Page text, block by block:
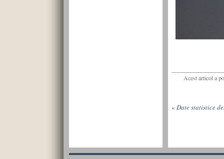
Acest articol a
« Date statistice